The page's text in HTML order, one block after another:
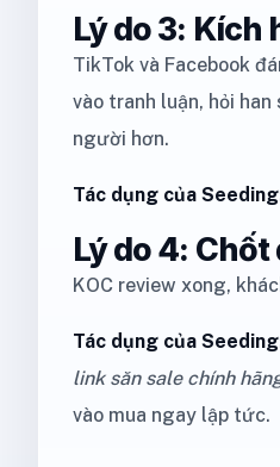
Lý do 3:
TikTok và Facebook
vào tranh luận, hỏi
người hơn.
Tác dụng của
Lý do 4:
KOC review xong,
Tác dụng của
link săn sale chính
vào mua ngay lập tức.